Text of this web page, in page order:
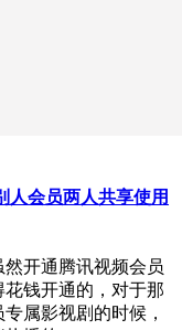
人会员两人共享使用
开通腾讯视频会员
钱开通的，对于那
属影视剧的时候，